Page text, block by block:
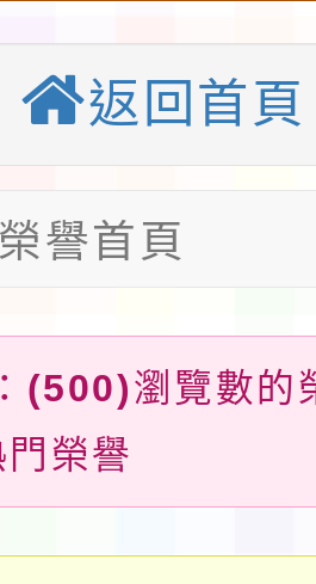
辦理後續甄選)
點」1份
學年度學生
案
市補助參觀特色
實施計畫」
安中心白海豚
人才培育課程
市115學年度
土語及新住民
各1份
農教育專業人
通訊傳播委員
防空）演習－
金融知識線上
返回首頁
譽首頁
(500)瀏覽數的
榮譽